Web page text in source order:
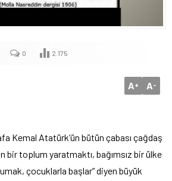
0 2.175
A+ A-
Kemal Atatürk’ün bütün çabası çağdaş
bir toplum yaratmaktı, bağımsız bir ülke
çocuklarla başlar” diyen büyük